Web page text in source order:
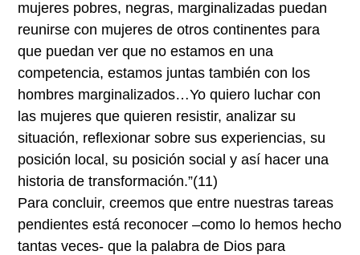
mujeres pobres, negras, marginalizadas puedan
reunirse con mujeres de otros continentes para
que puedan ver que no estamos en una
competencia, estamos juntas también con los
hombres marginalizados…Yo quiero luchar con
las mujeres que quieren resistir, analizar su
situación, reflexionar sobre sus experiencias, su
posición local, su posición social y así hacer una
historia de transformación.”(11)
Para concluir, creemos que entre nuestras tareas
pendientes está reconocer –como lo hemos hecho
tantas veces- que la palabra de Dios para